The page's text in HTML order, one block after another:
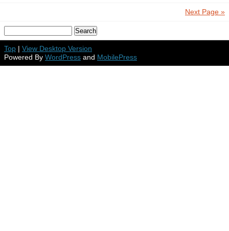
Next Page »
Top | View Desktop Version
Powered By WordPress and MobilePress